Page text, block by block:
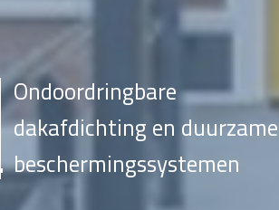
Ondoordringbare
dakafdichting en duurzame
beschermingssystemen